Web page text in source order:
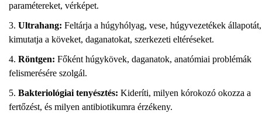
paramétereket, vérképet.
Ultrahang: Feltárja a húgyhólyag, vese, húgyvezetékek állapotát,
kimutatja a köveket, daganatokat, szerkezeti eltéréseket.
Röntgen: Főként húgykövek, daganatok, anatómiai problémák
felismerésére szolgál.
Bakteriológiai tenyésztés: Kideríti, milyen kórokozó okozza a
fertőzést, és milyen antibiotikumra érzékeny.